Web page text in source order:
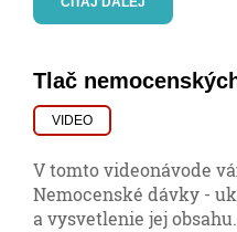
Tlač
VIDEO
V tomto videonávode
Nemocenské dávky -
a vysvetlenie jej obsahu.